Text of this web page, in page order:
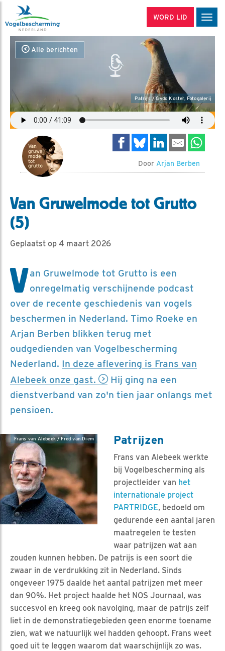
WORD LID
Alle berichten
Patrijs / Gydo Koster, Fotogalerij
Door Arjan Berben
Van Gruwelmode tot Grutto
(5)
Geplaatst op 4 maart 2026
Van Gruwelmode tot Grutto is een
onregelmatig verschijnende podcast
over de recente geschiedenis van vogels
beschermen in Nederland. Timo Roeke en
Arjan Berben blikken terug met
oudgedienden van Vogelbescherming
Nederland. In deze aflevering is Frans van
Alebeek onze gast.
Hij ging na een
dienstverband van zo'n tien jaar onlangs met
pensioen.
Frans van Alebeek / Fred van Diem Patrijzen
Frans van Alebeek werkte
bij Vogelbescherming als
projectleider van het
internationale project
PARTRIDGE, bedoeld om
gedurende een aantal jaren
maatregelen te testen
waar patrijzen wat aan
zouden kunnen hebben. De patrijs is een soort die
zwaar in de verdrukking zit in Nederland. Sinds
ongeveer 1975 daalde het aantal patrijzen met meer
dan 90%. Het project haalde het NOS Journaal, was
succesvol en kreeg ook navolging, maar de patrijs zelf
liet in de demonstratiegebieden geen enorme toename
zien, wat we natuurlijk wel hadden gehoopt. Frans weet
goed uit te leggen waarom dat waarschijnlijk zo was.